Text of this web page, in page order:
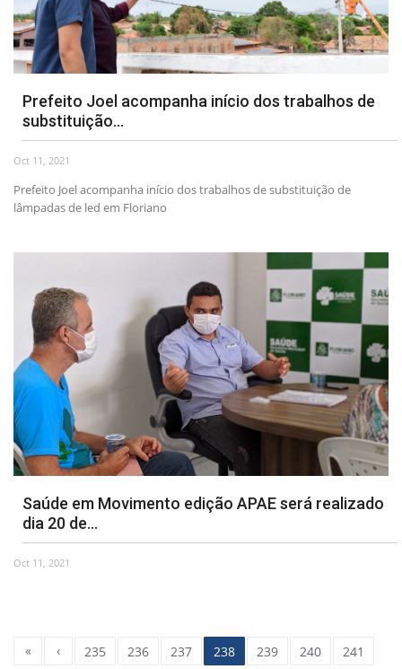
Prefeito Joel acompanha início dos trabalhos de
substituição...
Oct 11, 2021
Prefeito Joel acompanha início dos trabalhos de substituição de
lâmpadas de led em Floriano
Saúde em Movimento edição APAE será realizado
dia 20 de...
Oct 11, 2021
« ‹ 235 236 237 238 239 240 241